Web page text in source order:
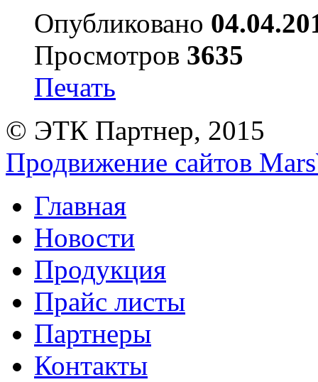
Опубликовано
Просмотров 3635
Печать
© ЭТК Партнер, 2015
Продвижение сайтов
Главная
Новости
Продукция
Прайс листы
Партнеры
Контакты